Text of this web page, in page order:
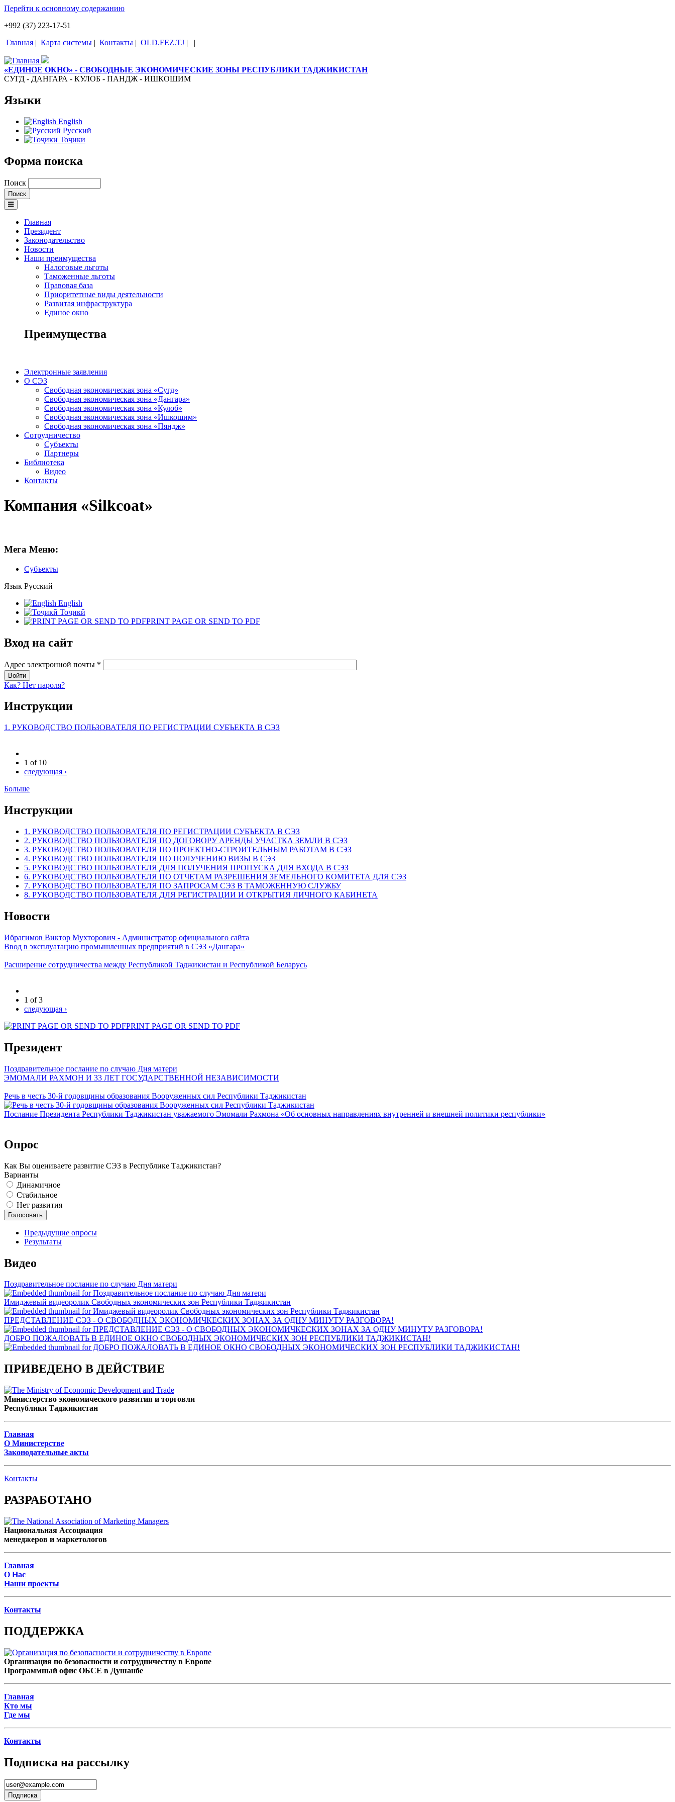
Перейти к основному содержанию
+992 (37) 223-17-51
Главная | Карта системы | Контакты | OLD.FEZ.TJ | |
«ЕДИНОЕ ОКНО» - СВОБОДНЫЕ ЭКОНОМИЧЕСКИЕ ЗОНЫ РЕСПУБЛИКИ ТАДЖИКИСТАН
СУГД - ДАНГАРА - КУЛОБ - ПАНДЖ - ИШКОШИМ
Языки
English
Русский
Тоҷикӣ
Форма поиска
Поиск
Главная
Президент
Законодательство
Новости
Наши преимущества
Налоговые льготы
Таможенные льготы
Правовая база
Приоритетные виды деятельности
Развитая инфраструктура
Единое окно
Преимущества
Электронные заявления
О СЭЗ
Свободная экономическая зона «Сугд»
Свободная экономическая зона «Дангара»
Свободная экономическая зона «Кулоб»
Свободная экономическая зона «Ишкошим»
Свободная экономическая зона «Пяндж»
Сотрудничество
Субъекты
Партнеры
Библиотека
Видео
Контакты
Компания «Silkcoat»
Мега Меню:
Субъекты
Язык Русский
English
Тоҷикӣ
PRINT PAGE OR SEND TO PDF
Вход на сайт
Адрес электронной почты *
Как? Нет пароля?
Инструкции
1. РУКОВОДСТВО ПОЛЬЗОВАТЕЛЯ ПО РЕГИСТРАЦИИ СУБЪЕКТА В СЭЗ
1 of 10
следующая ›
Больше
Инструкции
1. РУКОВОДСТВО ПОЛЬЗОВАТЕЛЯ ПО РЕГИСТРАЦИИ СУБЪЕКТА В СЭЗ
2. РУКОВОДСТВО ПОЛЬЗОВАТЕЛЯ ПО ДОГОВОРУ АРЕНДЫ УЧАСТКА ЗЕМЛИ В СЭЗ
3. РУКОВОДСТВО ПОЛЬЗОВАТЕЛЯ ПО ПРОЕКТНО-СТРОИТЕЛЬНЫМ РАБОТАМ В СЭЗ
4. РУКОВОДСТВО ПОЛЬЗОВАТЕЛЯ ПО ПОЛУЧЕНИЮ ВИЗЫ В СЭЗ
5. РУКОВОДСТВО ПОЛЬЗОВАТЕЛЯ ДЛЯ ПОЛУЧЕНИЯ ПРОПУСКА ДЛЯ ВХОДА В СЭЗ
6. РУКОВОДСТВО ПОЛЬЗОВАТЕЛЯ ПО ОТЧЕТАМ РАЗРЕШЕНИЯ ЗЕМЕЛЬНОГО КОМИТЕТА ДЛЯ СЭЗ
7. РУКОВОДСТВО ПОЛЬЗОВАТЕЛЯ ПО ЗАПРОСАМ СЭЗ В ТАМОЖЕННУЮ СЛУЖБУ
8. РУКОВОДСТВО ПОЛЬЗОВАТЕЛЯ ДЛЯ РЕГИСТРАЦИИ И ОТКРЫТИЯ ЛИЧНОГО КАБИНЕТА
Новости
Ибрагимов Виктор Мухторович - Администратор официального сайта
Ввод в эксплуатацию промышленных предприятий в СЭЗ «Данғара»
Расширение сотрудничества между Республикой Таджикистан и Республикой Беларусь
1 of 3
следующая ›
PRINT PAGE OR SEND TO PDF
Президент
Поздравительное послание по случаю Дня матери
ЭМОМАЛИ РАХМОН И 33 ЛЕТ ГОСУДАРСТВЕННОЙ НЕЗАВИСИМОСТИ
Речь в честь 30-й годовщины образования Вооруженных сил Республики Таджикистан
Послание Президента Республики Таджикистан уважаемого Эмомали Рахмона «Об основных направлениях внутренней и внешней политики республики»
Опрос
Как Вы оцениваете развитие СЭЗ в Республике Таджикистан?
Варианты
Динамичное
Стабильное
Нет развития
Предыдущие опросы
Результаты
Видео
Поздравительное послание по случаю Дня матери
Имиджевый видеоролик Свободных экономических зон Республики Таджикистан
ПРЕДСТАВЛЕНИЕ СЭЗ - О СВОБОДНЫХ ЭКОНОМИЧКЕСКИХ ЗОНАХ ЗА ОДНУ МИНУТУ РАЗГОВОРА!
ДОБРО ПОЖАЛОВАТЬ В ЕДИНОЕ ОКНО СВОБОДНЫХ ЭКОНОМИЧЕСКИХ ЗОН РЕСПУБЛИКИ ТАДЖИКИСТАН!
ПРИВЕДЕНО В ДЕЙСТВИЕ
Министерство экономического развития и торговли
Республики Таджикистан
Главная
О Министерстве
Законодательные акты
Контакты
РАЗРАБОТАНО
Национальная Ассоциация
менеджеров и маркетологов
Главная
О Нас
Наши проекты
Контакты
ПОДДЕРЖКА
Организация по безопасности и сотрудничеству в Европе
Программный офис ОБСЕ в Душанбе
Главная
Кто мы
Где мы
Контакты
Подписка на рассылку